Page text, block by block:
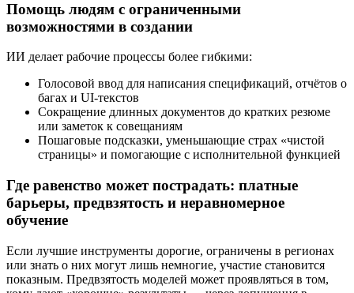
Помощь людям с ограниченными
возможностями в создании
ИИ делает рабочие процессы более гибкими:
Голосовой ввод для написания спецификаций, отчётов о
багах и UI‑текстов
Сокращение длинных документов до кратких резюме
или заметок к совещаниям
Пошаговые подсказки, уменьшающие страх «чистой
страницы» и помогающие с исполнительной функцией
Где равенство может пострадать: платные
барьеры, предвзятость и неравномерное
обучение
Если лучшие инструменты дорогие, ограничены в регионах
или знать о них могут лишь немногие, участие становится
показным. Предвзятость моделей может проявляться в том,